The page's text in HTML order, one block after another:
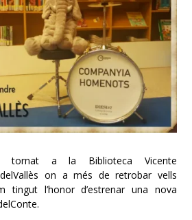
tornat a la Biblioteca Vicente
on a més de retrobar vells
tingut l’honor d’estrenar una nova
.